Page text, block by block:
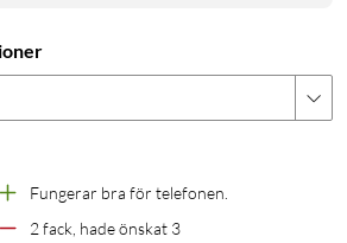
Fungerar bra för telefonen.
2 fack, hade önskat 3